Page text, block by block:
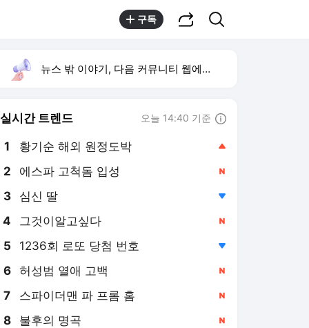
구독
뉴스 밖 이야기, 다음 커뮤니티 웹에서 보기
실시간 트렌드 오늘 14:40 기준
1 황기순 해외 원정도박
2 에스파 고척돔 입성
4 그것이알고싶다
5 1236회 로또 당첨 번호
6 허성범 열애 고백
7 스파이더맨 파 프롬 홈
8 불후의 명곡